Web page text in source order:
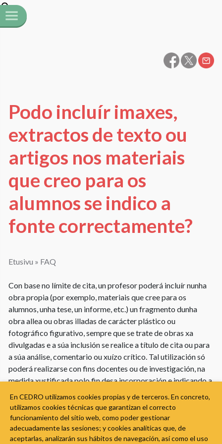
Podo incluír imaxes,
extractos de texto ou
artigos nos materiais
que creo para os
alumnos se indico a
fonte correctamente?
Etusivu » FAQ
Con base no límite de cita, un profesor poderá incluír nunha
obra propia (por exemplo, materiais que cree para os
alumnos, unha tese, un informe, etc.) un fragmento dunha
obra allea ou obras illadas de carácter plástico ou
fotográfico figurativo, sempre que se trate de obras xa
divulgadas e a súa inclusión se realice a título de cita ou para
a súa análise, comentario ou xuízo crítico. Tal utilización só
poderá realizarse con fins docentes ou de investigación, na
medida xustificada polo fin desa incorporación e indicando a
fonte e o nome do autor da obra utilizada. Non poderá
incorporar un fragmento ou unha imaxe se non concorre fin
docente ou de investigación.
A cita debe ter un propósito relevante e xustificado como
En CEDRO utilizamos cookies propias y de terceros. En concreto,
utilizamos cookies técnicas que garantizan el correcto
funcionamiento del sitio web, como poder gestionar
adecuadamente las sesiones; y cookies analíticas que, de
aceptarlas, analizarán sus hábitos de navegación, así como el uso